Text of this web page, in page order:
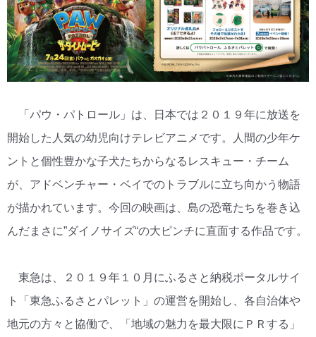
「パウ・パトロール」は、日本では２０１９年に放送を
開始した人気の幼児向けテレビアニメです。人間の少年ケ
ントと個性豊かな子犬たちからなるレスキュー・チーム
が、アドベンチャー・ベイでのトラブルに立ち向かう物語
が描かれています。今回の映画は、島の恐竜たちを巻き込
んだまさに”ダイノサイズ“の大ピンチに直面する作品です。
東急は、２０１９年１０月にふるさと納税ポータルサイ
ト「東急ふるさとパレット」の運営を開始し、各自治体や
地元の方々と協働で、「地域の魅力を最大限にＰＲする」